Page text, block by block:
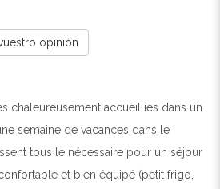
opinión
chaleureusement accueillies dans un
semaine de vacances dans le
tous le nécessaire pour un séjour
et bien équipé (petit frigo,